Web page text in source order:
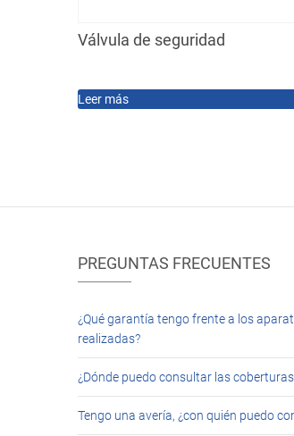
Válvula de seguridad
Leer más
PREGUNTAS FRECUENTES
¿Qué garantía tengo frente a los
realizadas?
¿Dónde puedo consultar las
Tengo una avería, ¿con quién puedo